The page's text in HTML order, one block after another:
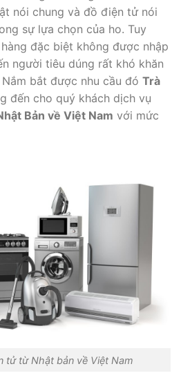
nói chung và đồ điện tử nói
sự lựa chọn của ho. Tuy
đặc biệt không được nhập
người tiêu dúng rất khó khăn
bắt được nhu cầu đó Trà
đến cho quý khách dịch vụ
Bản về Việt Nam với mức
tử từ Nhật bản về Việt Nam